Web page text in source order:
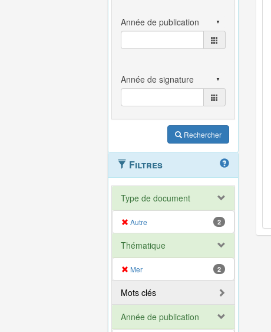
Rechercher
Filtres
Type de document
Autre 2
Thématique
Mer 2
Mots clés
Année de publication